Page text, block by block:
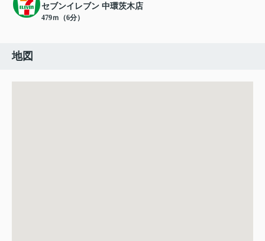
セブンイレブン 中環茨木店
479ｍ（6分）
地図